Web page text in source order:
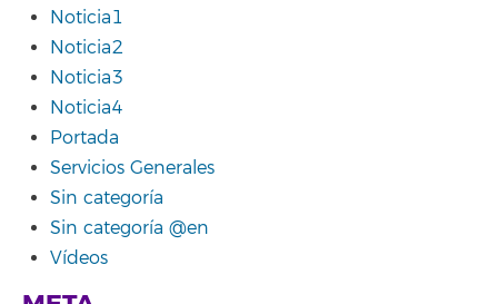
Noticia1
Noticia2
Noticia3
Noticia4
Portada
Servicios Generales
Sin categoría
Sin categoría @en
Vídeos